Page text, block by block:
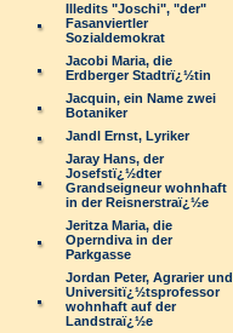
Illedits "Joschi", "der"
Fasanviertler
Sozialdemokrat
Jacobi Maria, die
Erdberger Stadtrï¿½tin
Jacquin, ein Name zwei
Botaniker
Jandl Ernst, Lyriker
Jaray Hans, der
Josefstï¿½dter
Grandseigneur wohnhaft
in der Reisnerstraï¿½e
Jeritza Maria, die
Operndiva in der
Parkgasse
Jordan Peter, Agrarier und
Universitï¿½tsprofessor
wohnhaft auf der
Landstraï¿½e